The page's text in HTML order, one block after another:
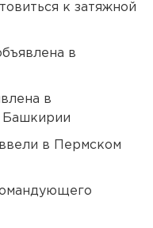
к затяжной
в
в
Башкирии
в Пермском